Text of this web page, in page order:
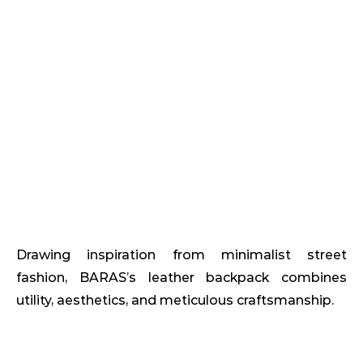
Drawing inspiration from minimalist street
fashion, BARAS’s leather backpack combines
utility, aesthetics, and meticulous craftsmanship.